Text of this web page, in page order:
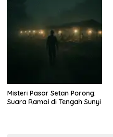
Misteri Pasar Setan Porong:
Suara Ramai di Tengah Sunyi